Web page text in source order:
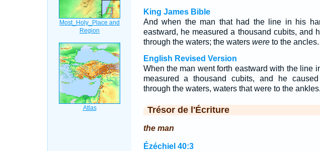
King James Bible
And when the man that had the line in his
eastward, he measured a thousand cubits, and
through the waters; the waters wereto the ancles.
English Revised Version
When the man went forth eastward with the line
measured a thousand cubits, and he
through the waters, waters that were to the ankles.
Trésor de l'Écriture
the man
Ézéchiel 40:3